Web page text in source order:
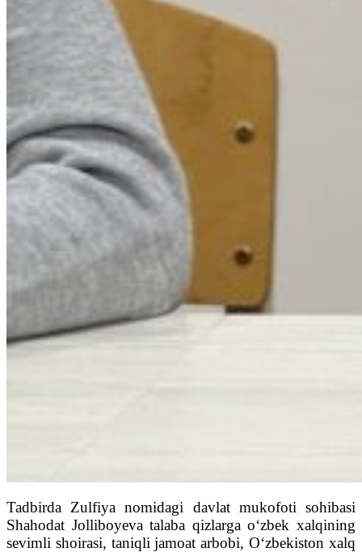
Tadbirda Zulfiya nomidagi davlat mukofoti sohibasi
Shahodat Jolliboyeva talaba qizlarga o‘zbek xalqining
sevimli shoirasi, taniqli jamoat arbobi, O‘zbekiston xalq